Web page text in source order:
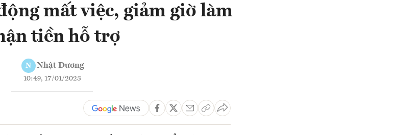
mất việc, giảm giờ làm
tiền hỗ trợ
N Nhật Dương
10:49, 17/01/2023